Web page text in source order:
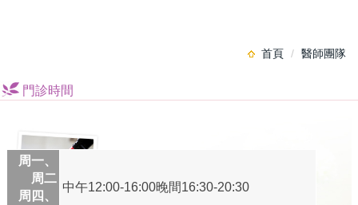
首頁 醫師團隊
門診時間
周一、
周二
周四、
中午12:00-16:00晚間16:30-20:30